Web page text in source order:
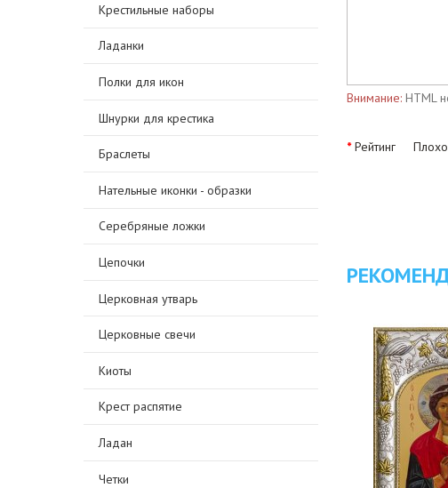
Крестильные наборы
Ладанки
Полки для икон
Шнурки для крестика
Браслеты
Нательные иконки - образки
Серебряные ложки
Цепочки
Церковная утварь
Церковные свечи
Киоты
Крест распятие
Ладан
Четки
Внимание:HTML
РейтингПлохо